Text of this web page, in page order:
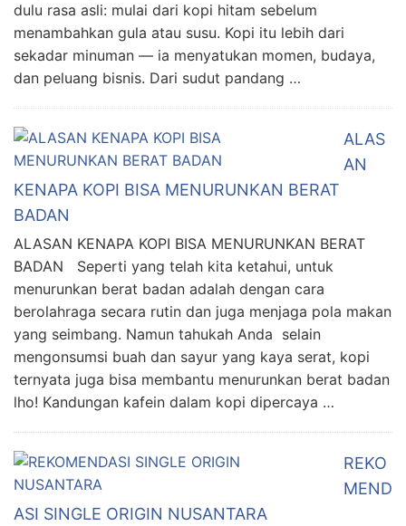
dulu rasa asli: mulai dari kopi hitam sebelum
menambahkan gula atau susu. Kopi itu lebih dari
sekadar minuman — ia menyatukan momen, budaya,
dan peluang bisnis. Dari sudut pandang …
ALAS
AN
KENAPA KOPI BISA MENURUNKAN BERAT
BADAN
ALASAN KENAPA KOPI BISA MENURUNKAN BERAT
BADAN Seperti yang telah kita ketahui, untuk
menurunkan berat badan adalah dengan cara
berolahraga secara rutin dan juga menjaga pola makan
yang seimbang. Namun tahukah Anda selain
mengonsumsi buah dan sayur yang kaya serat, kopi
ternyata juga bisa membantu menurunkan berat badan
lho! Kandungan kafein dalam kopi dipercaya …
REKO
MEND
ASI SINGLE ORIGIN NUSANTARA